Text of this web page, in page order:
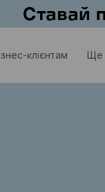
клієнтам Ще